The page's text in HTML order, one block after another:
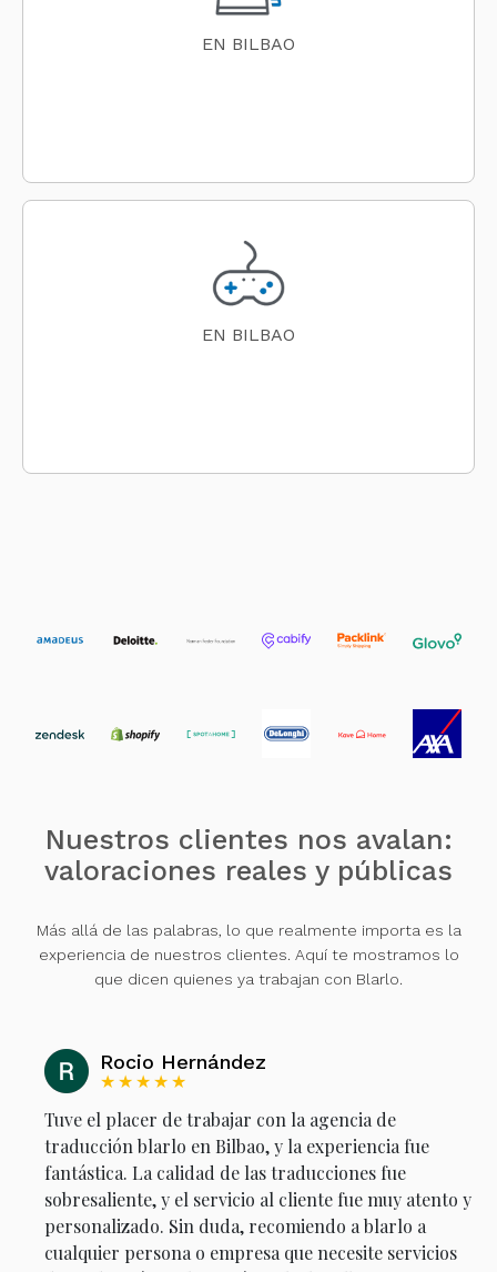
EN BILBAO
EN BILBAO
Nuestros clientes nos avalan:
valoraciones reales y públicas
Más allá de las palabras, lo que realmente importa es la
experiencia de nuestros clientes. Aquí te mostramos lo
que dicen quienes ya trabajan con Blarlo.
Rocio Hernández
★★★★★
Tuve el placer de trabajar con la agencia de
traducción blarlo en Bilbao, y la experiencia fue
fantástica. La calidad de las traducciones fue
sobresaliente, y el servicio al cliente fue muy atento y
personalizado. Sin duda, recomiendo a blarlo a
cualquier persona o empresa que necesite servicios